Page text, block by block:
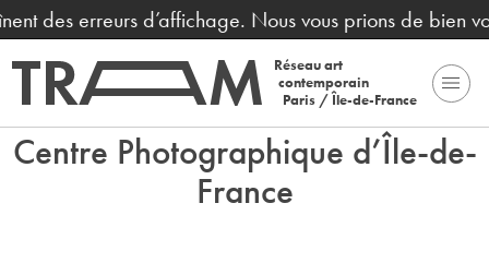
des erreurs d’affichage. Nous vous prions de bien
Réseau art
contemporain
Paris / Île-de-France
Centre Photographique d’Île-de-
France